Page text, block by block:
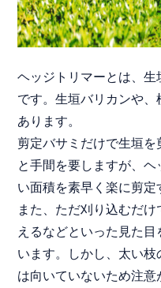
ヘッジトリマーとは、生
です。生垣バリカンや
あります。
剪定バサミだけで生垣
と手間を要しますが、
い面積を素早く楽に剪定
また、ただ刈り込むだ
えるなどといった見た
います。しかし、太い
は向いていないため注意